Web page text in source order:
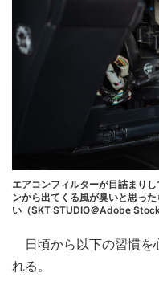
エアコンフィルターが目詰まり
ンから出てくる風が臭いと思っ
い（SKT STUDIO＠Adobe Stock
日頃から以下の習慣を
れる。